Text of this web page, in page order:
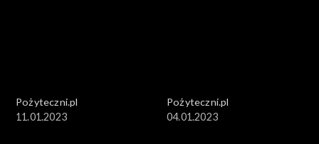
Pożyteczni.pl
11.01.2023
Pożyteczni.pl
04.01.2023